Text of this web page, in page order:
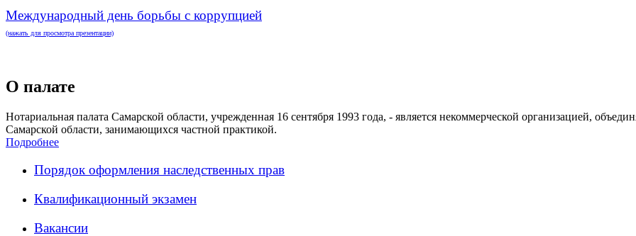
Международный день борьбы с коррупцией
(нажать для просмотра презентации)
О палате
Нотариальная палата Самарской области, учрежденная 16 сентября 1993 года, - является некоммерческой организацией,
Самарской области, занимающихся частной практикой.
Подробнее
Порядок оформления наследственных прав
Квалификационный экзамен
Вакансии